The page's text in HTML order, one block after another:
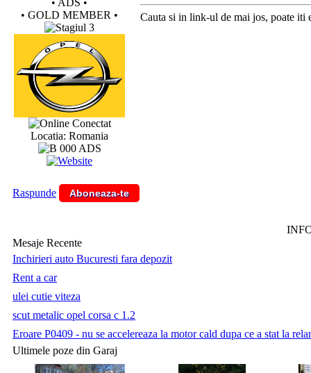
• GOLD MEMBER •
Conectat
Locatia: Romania
Cauta si in link-ul de mai jos, poate iti
Raspunde Aboneaza-te
Mesaje Recente
Inchirieri auto Bucuresti fara depozit
Rent a car
ulei cutie viteza
scut metalic opel corsa c 1.2
Eroare P0409 - nu se accelereaza la motor cald dupa ce a stat la
Ultimele poze din Garaj